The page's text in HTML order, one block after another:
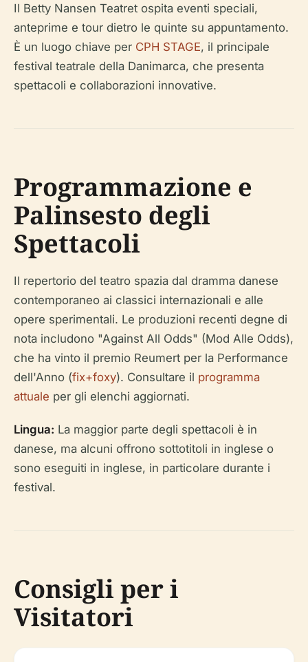
Il Betty Nansen Teatret ospita eventi speciali,
anteprime e tour dietro le quinte su appuntamento.
È un luogo chiave per CPH STAGE, il principale
festival teatrale della Danimarca, che presenta
spettacoli e collaborazioni innovative.
Programmazione e
Palinsesto degli
Spettacoli
Il repertorio del teatro spazia dal dramma danese
contemporaneo ai classici internazionali e alle
opere sperimentali. Le produzioni recenti degne di
nota includono "Against All Odds" (Mod Alle Odds),
che ha vinto il premio Reumert per la Performance
dell'Anno (fix+foxy). Consultare il programma
attuale per gli elenchi aggiornati.
Lingua: La maggior parte degli spettacoli è in
danese, ma alcuni offrono sottotitoli in inglese o
sono eseguiti in inglese, in particolare durante i
festival.
Consigli per i
Visitatori